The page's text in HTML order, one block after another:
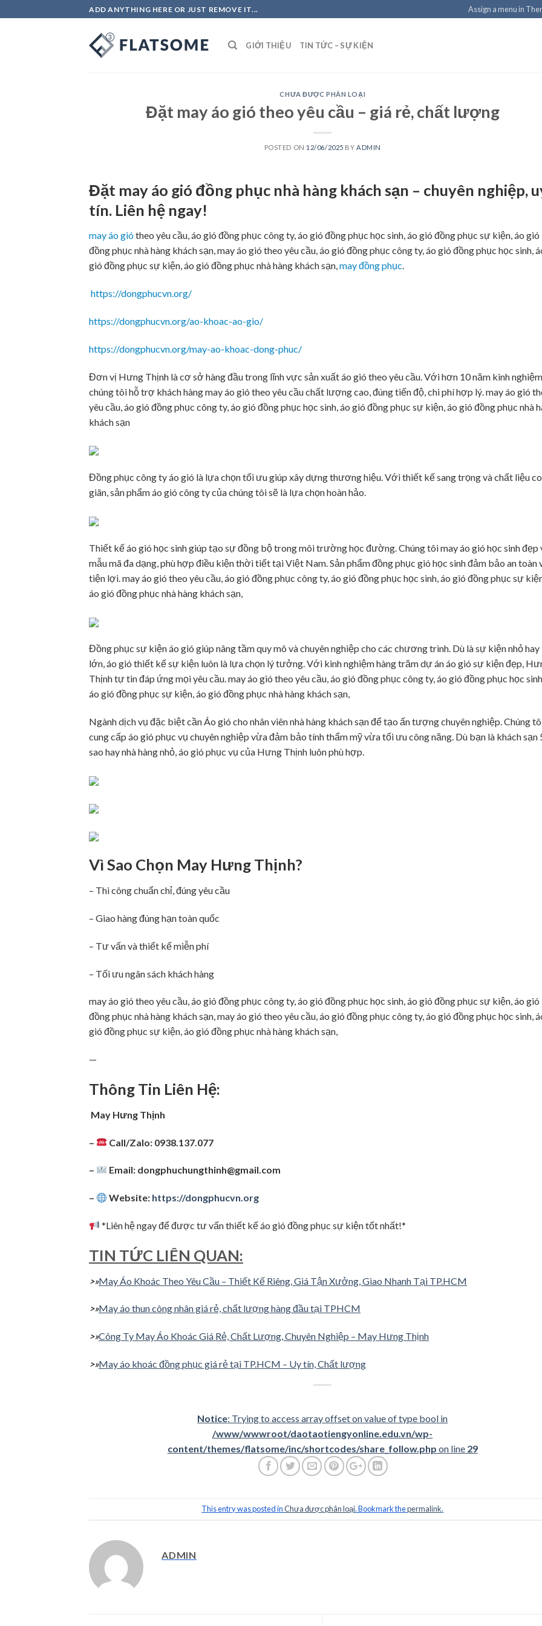
to
ADD ANYTHING HERE OR JUST REMOVE IT... Assign a menu in
GIỚI THIỆU TIN TỨC – SỰ KIỆN
CHƯA ĐƯỢC PHÂN LOẠI
Đặt may áo gió theo yêu cầu – giá rẻ, chất lượng
POSTED ON 12/06/2025 BY ADMIN
Đặt may áo gió đồng phục nhà hàng khách sạn – chuyên nghiệp,
tín. Liên hệ ngay!
may áo giótheo yêu cầu, áo gió đồng phục công ty, áo gió đồng phục học sinh, áo gió đồng phục sự kiện, áo gió
đồng phục nhà hàng khách sạn, may áo gió theo yêu cầu, áo gió đồng phục công ty, áo gió đồng phục học sinh,
gió đồng phục sự kiện, áo gió đồng phục nhà hàng khách sạn,may đồng phục.
https://dongphucvn.org/
https://dongphucvn.org/ao-khoac-ao-gio/
https://dongphucvn.org/may-ao-khoac-dong-phuc/
Đơn vị Hưng Thịnh là cơ sở hàng đầu trong lĩnh vực sản xuất áo gió theo yêu cầu. Với hơn 10 năm kinh nghiệm,
chúng tôi hỗ trợ khách hàng may áo gió theo yêu cầu chất lượng cao, đúng tiến độ, chi phí hợp lý. may áo gió
yêu cầu, áo gió đồng phục công ty, áo gió đồng phục học sinh, áo gió đồng phục sự kiện, áo gió đồng phục nhà
khách sạn
Đồng phục công ty áo gió là lựa chọn tối ưu giúp xây dựng thương hiệu. Với thiết kế sang trọng và chất liệu co
giãn, sản phẩm áo gió công ty của chúng tôi sẽ là lựa chọn hoàn hảo.
Thiết kế áo gió học sinh giúp tạo sự đồng bộ trong môi trường học đường. Chúng tôi may áo gió học sinh đẹp
mẫu mã đa dạng, phù hợp điều kiện thời tiết tại Việt Nam. Sản phẩm đồng phục gió học sinh đảm bảo an toàn
tiện lợi. may áo gió theo yêu cầu, áo gió đồng phục công ty, áo gió đồng phục học sinh, áo gió đồng phục sự
áo gió đồng phục nhà hàng khách sạn,
Đồng phục sự kiện áo gió giúp nâng tầm quy mô và chuyên nghiệp cho các chương trình. Dù là sự kiện nhỏ hay
lớn, áo gió thiết kế sự kiện luôn là lựa chọn lý tưởng. Với kinh nghiệm hàng trăm dự án áo gió sự kiện đẹp,
Thịnh tự tin đáp ứng mọi yêu cầu. may áo gió theo yêu cầu, áo gió đồng phục công ty, áo gió đồng phục học
áo gió đồng phục sự kiện, áo gió đồng phục nhà hàng khách sạn,
Ngành dịch vụ đặc biệt cần Áo gió cho nhân viên nhà hàng khách sạn để tạo ấn tượng chuyên nghiệp. Chúng
cung cấp áo gió phục vụ chuyên nghiệp vừa đảm bảo tính thẩm mỹ vừa tối ưu công năng. Dù bạn là khách sạn
sao hay nhà hàng nhỏ, áo gió phục vụ của Hưng Thịnh luôn phù hợp.
Vì Sao Chọn May Hưng Thịnh?
– Thi công chuẩn chỉ, đúng yêu cầu
– Giao hàng đúng hạn toàn quốc
– Tư vấn và thiết kế miễn phí
– Tối ưu ngân sách khách hàng
may áo gió theo yêu cầu, áo gió đồng phục công ty, áo gió đồng phục học sinh, áo gió đồng phục sự kiện, áo gió
đồng phục nhà hàng khách sạn, may áo gió theo yêu cầu, áo gió đồng phục công ty, áo gió đồng phục học sinh,
gió đồng phục sự kiện, áo gió đồng phục nhà hàng khách sạn,
—
Thông Tin Liên Hệ:
May Hưng Thịnh
– Call/Zalo: 0938.137.077
– Email: dongphuchungthinh@gmail.com
– Website: https://dongphucvn.org
*Liên hệ ngay để được tư vấn thiết kế áo gió đồng phục sự kiện tốt nhất!*
TIN TỨC LIÊN QUAN:
>»May Áo Khoác Theo Yêu Cầu – Thiết Kế Riêng, Giá Tận Xưởng, Giao Nhanh Tại TP.HCM
>»May áo thun công nhân giá rẻ, chất lượng hàng đầu tại TPHCM
>»Công Ty May Áo Khoác Giá Rẻ, Chất Lượng, Chuyên Nghiệp – May Hưng Thịnh
>»May áo khoác đồng phục giá rẻ tại TP.HCM – Uy tín, Chất lượng
Notice: Trying to access array offset on value of type bool in
/www/wwwroot/daotaotiengyonline.edu.vn/wp-
content/themes/flatsome/inc/shortcodes/share_follow.php on line 29
This entry was posted inChưa được phân loại. Bookmark thepermalink.
ADMIN